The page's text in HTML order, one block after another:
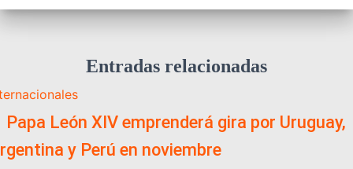
Entradas relacionadas
León XIV emprenderá gira por Uruguay,
y Perú en noviembre